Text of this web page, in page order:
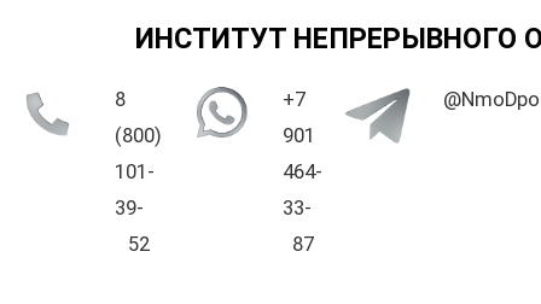
ИНСТИТУТ НЕПРЕРЫВНОГО
8
(800)
101-
39-
52
+7
901
464-
33-
87